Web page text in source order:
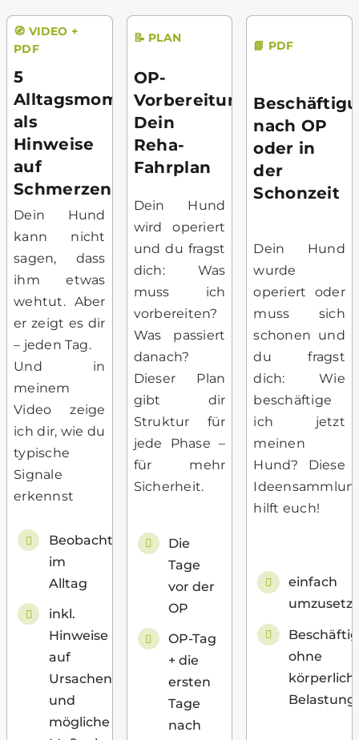
🧭 VIDEO +
PDF
5
Alltagsmomente
als
Hinweise
auf
Schmerzen
Dein Hund
kann nicht
sagen, dass
ihm etwas
wehtut. Aber
er zeigt es dir
– jeden Tag.
Und in
meinem
Video zeige
ich dir, wie du
typische
Signale
erkennst
Beobachtungen
im
Alltag
inkl.
Hinweise
auf
Ursachen
und
mögliche
📝 PLAN
OP-
Vorbereitung:
Dein
Reha-
Fahrplan
Dein Hund
wird operiert
und du fragst
dich: Was
muss ich
vorbereiten?
Was passiert
danach?
Dieser Plan
gibt dir
Struktur für
jede Phase –
für mehr
Sicherheit.
Die
Tage
vor der
OP
OP-Tag
+ die
ersten
Tage
nach
📘 PDF
nach OP
oder in
der
Schonzeit
Dein Hund
wurde
operiert oder
muss sich
schonen und
du fragst
dich: Wie
beschäftige
ich jetzt
meinen
Hund? Diese
hilft euch!
einfach
ohne
Belastung